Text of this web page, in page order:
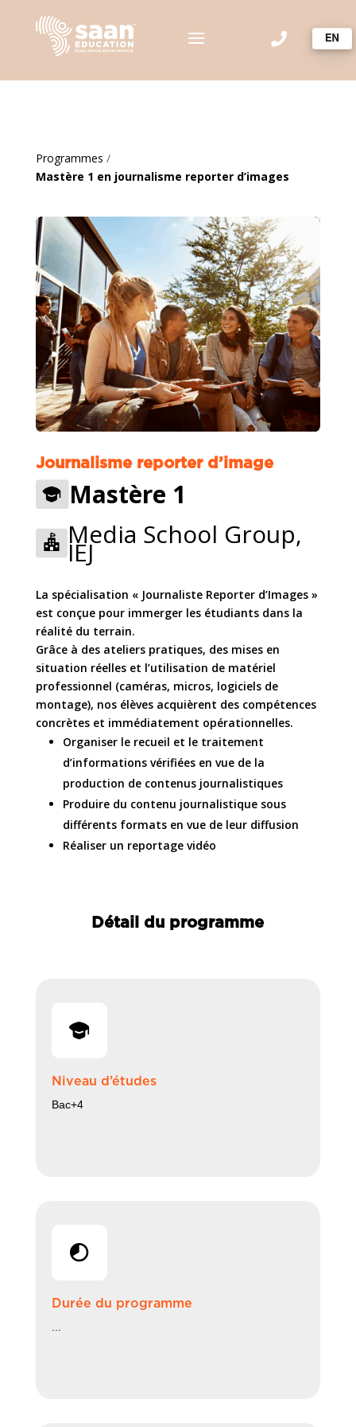

Programmes /
Mastère 1 en journalisme reporter d’images
Journalisme reporter d’image
Mastère 1
Media School Group,
IEJ
La spécialisation « Journaliste Reporter d’Images »
est conçue pour immerger les étudiants dans la
réalité du terrain.
Grâce à des ateliers pratiques, des mises en
situation réelles et l’utilisation de matériel
professionnel (caméras, micros, logiciels de
montage), nos élèves acquièrent des compétences
concrètes et immédiatement opérationnelles.
Organiser le recueil et le traitement
d’informations vérifiées en vue de la
production de contenus journalistiques
Produire du contenu journalistique sous
différents formats en vue de leur diffusion
Réaliser un reportage vidéo
Détail du programme
Niveau d’études
Bac+4
Durée du programme
...